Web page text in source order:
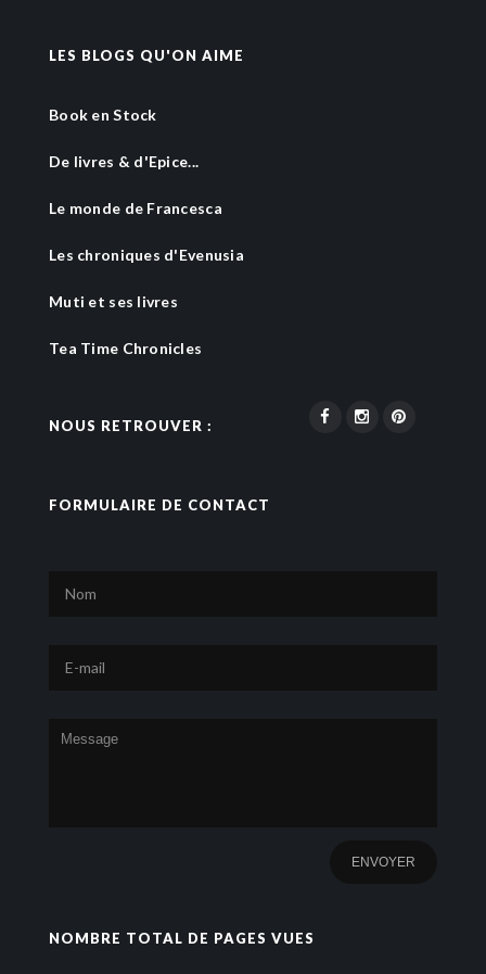
LES BLOGS QU'ON AIME
Book en Stock
De livres & d'Epice...
Le monde de Francesca
Les chroniques d'Evenusia
Muti et ses livres
Tea Time Chronicles
NOUS RETROUVER :
FORMULAIRE DE CONTACT
NOMBRE TOTAL DE PAGES VUES